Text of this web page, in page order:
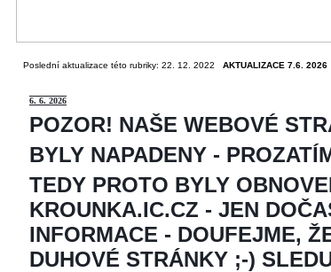
Poslední aktualizace této rubriky: 22. 12. 2022 AKTUALIZACE 7.6. 2026
6. 6. 2026
POZOR! NAŠE WEBOVÉ
BYLY NAPADENY -
TEDY PROTO BYLY
KROUNKA.IC.CZ - JEN
INFORMACE - DOUFEJME,
DUHOVÉ STRÁNKY ;-)